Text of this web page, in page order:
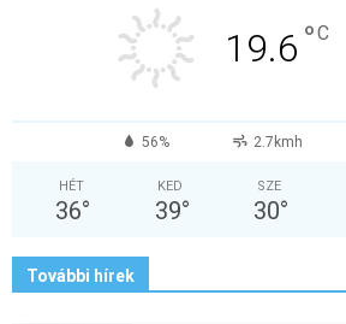
19.6 °C
56% 2.7kmh
HÉT
36°
KED
39°
SZE
30°
További hírek